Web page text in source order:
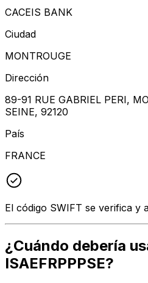
CACEIS BANK
Ciudad
MONTROUGE
Dirección
89-91 RUE GABRIEL PERI,
SEINE, 92120
País
FRANCE
El código SWIFT se verifica y
¿Cuándo debería
ISAEFRPPPSE?